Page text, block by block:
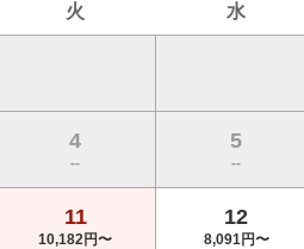
火 水
4
--
5
--
11
10,182円〜
12
8,091円〜